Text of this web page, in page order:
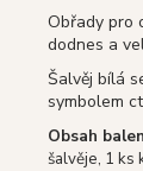
Obřady pro
dodnes a
Šalvěj bílá
symbolem
Obsah
šalvěje, 1 ks